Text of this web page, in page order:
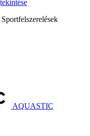
Sportfelszerelések
AQUASTIC